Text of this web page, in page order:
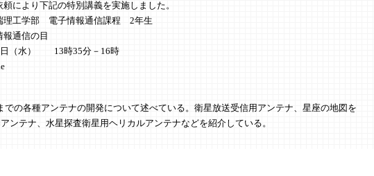
により下記の特別講義を実施しました。
工学部 電子情報通信課程 2年生
通信の目
） 13時35分－16時
での各種アンテナの開発について述べている。衛星放送受信用アンテナ、星座の地図を
ンテナ、水星探査衛星用ヘリカルアンテナなどを紹介している。